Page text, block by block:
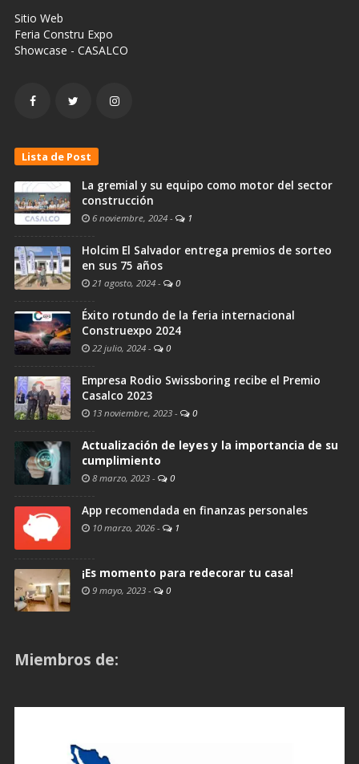
Sitio Web
Feria Constru Expo
Showcase - CASALCO
Lista de Post
La gremial y su equipo como motor del sector
construcción
6 noviembre, 2024 - 1
Holcim El Salvador entrega premios de sorteo
en sus 75 años
21 agosto, 2024 - 0
Éxito rotundo de la feria internacional
Construexpo 2024
22 julio, 2024 - 0
Empresa Rodio Swissboring recibe el Premio
Casalco 2023
13 noviembre, 2023 - 0
Actualización de leyes y la importancia de su
cumplimiento
8 marzo, 2023 - 0
App recomendada en finanzas personales
10 marzo, 2026 - 1
¡Es momento para redecorar tu casa!
9 mayo, 2023 - 0
Miembros de: